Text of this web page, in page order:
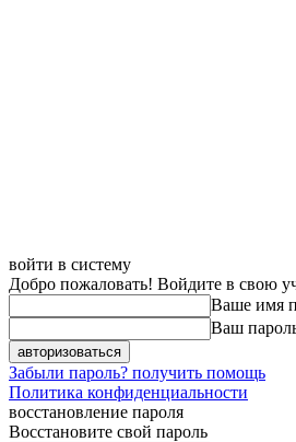
войти в систему
Добро пожаловать! Войдите в свою
Ваше имя
Ваш
Забыли пароль? получить помощь
Политика конфиденциальности
восстановление пароля
Восстановите свой пароль